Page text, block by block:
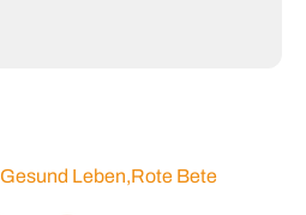
Gesund Leben,Rote Bete